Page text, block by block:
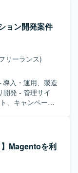
Aurora(MySQL)
ョン開発案件
リーランス)
入・運用、製造
開発 - 管理サイ
、キャンペーン
Magentoを利